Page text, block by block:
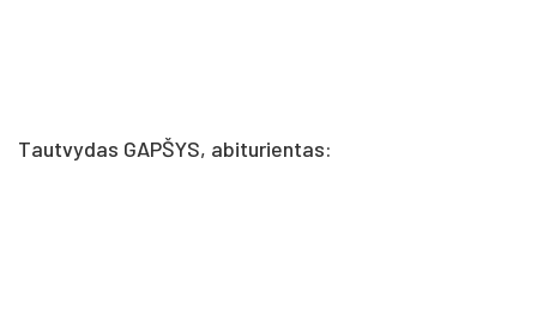
Tautvydas GAPŠYS, abiturientas: